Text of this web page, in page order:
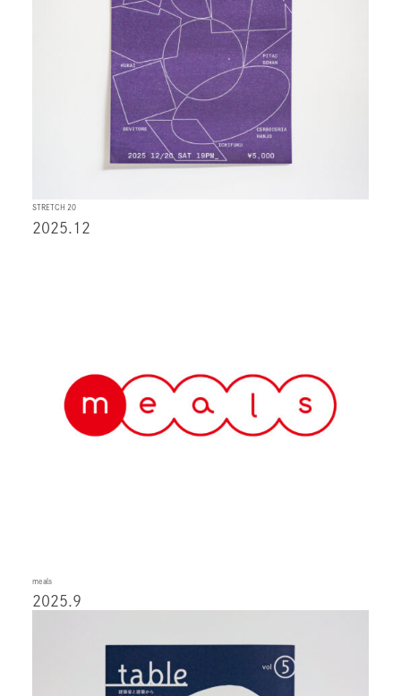
STRETCH 20
2025.12
meals
2025.9